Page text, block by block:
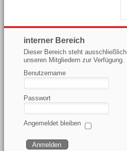
interner Bereich
Dieser Bereich steht ausschließlich
unseren Mitgliedern zur Verfügung.
Benutzername
Passwort
Angemeldet bleiben